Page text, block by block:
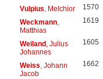
Vulpius , Melchior 1570
Weckmann,
Matthias
1619
Weiland, Julius
Johannes
1605
Weiss , Johann
Jacob
1662